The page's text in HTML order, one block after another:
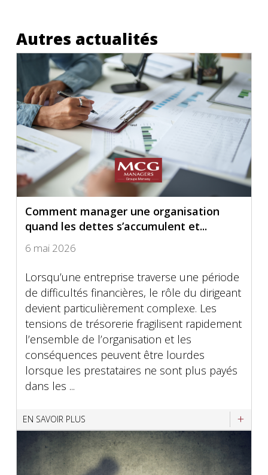
Autres actualités
Comment manager une organisation
quand les dettes s’accumulent et...
6 mai 2026
Lorsqu’une entreprise traverse une période
de difficultés financières, le rôle du dirigeant
devient particulièrement complexe. Les
tensions de trésorerie fragilisent rapidement
l’ensemble de l’organisation et les
conséquences peuvent être lourdes
lorsque les prestataires ne sont plus payés
dans les ...
EN SAVOIR PLUS